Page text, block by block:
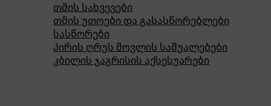
თმის სახვევები
თმის უთოები და გასასწორებლები
სასწორები
პირის ღრუს მოვლის საშუალებები
კბილის ჯაგრისის აქსესუარები